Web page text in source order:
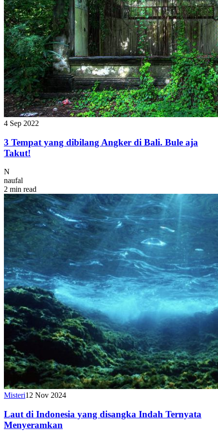
4 Sep 2022
3 Tempat yang dibilang Angker di Bali. Bule aja
Takut!
N
naufal
2 min read
Misteri12 Nov 2024
Laut di Indonesia yang disangka Indah Ternyata
Menyeramkan